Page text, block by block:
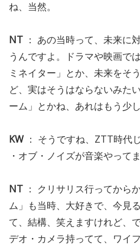
ね、当然。
NT ： あの当時って、未来に
うんですよ。ドラマや映画で
ミネイター」とか、未来をそ
ど、実はそうはならないみた
ーム」とかね、あれはもう少
KW： そうですね、ZTT時代
・オブ・ノイズが音楽やってま
NT ： クリサリス行ってから
ム」も当時、大好きで、今見
て、結構、笑えますけれど、
デオ・カメラ持ってて、ワイ